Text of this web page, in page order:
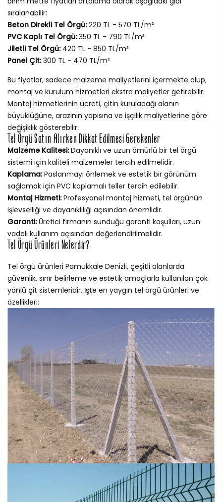
sıralanabilir:
Beton Direkli Tel Örgü:220 TL - 570 TL/m²
PVC Kaplı Tel Örgü:350 TL - 790 TL/m²
Jiletli Tel Örgü:420 TL - 850 TL/m²
Panel Çit:300 TL - 470 TL/m²
Bu fiyatlar, sadece malzeme maliyetlerini içermekte olup,
montaj ve kurulum hizmetleri ekstra maliyetler getirebilir.
Montaj hizmetlerinin ücreti, çitin kurulacağı alanın
büyüklüğüne, arazinin yapısına ve işçilik maliyetlerine göre
değişiklik gösterebilir.
Tel Örgü Satın Alırken Dikkat Edilmesi Gerekenler
Malzeme Kalitesi:Dayanıklı ve uzun ömürlü bir tel örgü
sistemi için kaliteli malzemeler tercih edilmelidir.
Kaplama:Paslanmayı önlemek ve estetik bir görünüm
sağlamak için PVC kaplamalı teller tercih edilebilir.
Montaj Hizmeti:Profesyonel montaj hizmeti, tel örgünün
işlevselliği ve dayanıklılığı açısından önemlidir.
Garanti:Üretici firmanın sunduğu garanti koşulları, uzun
vadeli kullanım açısından değerlendirilmelidir.
Tel Örgü Ürünleri Nelerdir?
Tel örgü ürünleri Pamukkale Denizli, çeşitli alanlarda
güvenlik, sınır belirleme ve estetik amaçlarla kullanılan çok
yönlü çit sistemleridir. İşte en yaygın tel örgü ürünleri ve
özellikleri: